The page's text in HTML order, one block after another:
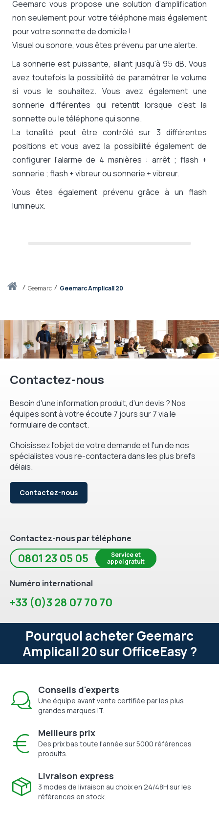
Accueilgeemarc Geemarc Amplicall 20
Geemarc vous propose une solution d'amplification
non seulement pour votre téléphone mais également
pour votre sonnette de domicile !
Visuel ou sonore, vous êtes prévenu par une alerte.
La sonnerie est puissante, allant jusqu'à 95 dB. Vous
avez toutefois la possibilité de paramétrer le volume
si vous le souhaitez. Vous avez également une
sonnerie différentes qui retentit lorsque c'est la
sonnette ou le téléphone qui sonne.
La tonalité peut être contrôlé sur 3 différentes
positions et vous avez la possibilité également de
configurer l'alarme de 4 manières : arrêt ; flash +
sonnerie ; flash + vibreur ou sonnerie + vibreur.
Vous êtes également prévenu grâce à un flash
lumineux.
Contactez-nous
Besoin d'une information produit, d'un devis ? Nos
équipes sont à votre écoute 7 jours sur 7 via le
formulaire de contact.
Choisissez l'objet de votre demande et l'un de nos
spécialistes vous re-contactera dans les plus brefs
délais.
Contactez-nous
Contactez-nous par téléphone
0801 23 05 05
Service et
appel gratuit
Numéro international
+33 (0)3 28 07 70 70
Pourquoi acheter Geemarc
Amplicall 20 sur OfficeEasy ?
Conseils d'experts
Une équipe avant vente certifiée par les plus
grandes marques IT.
Meilleurs prix
Des prix bas toute l'année sur 5000 références
produits.
Livraison express
3 modes de livraison au choix en 24/48H sur les
références en stock.